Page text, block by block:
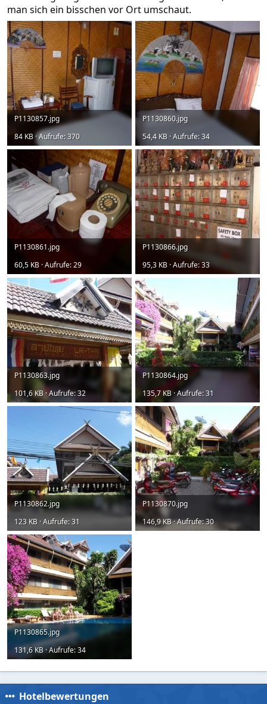
man sich ein bisschen vor Ort umschaut.
P1130857.jpg
84 KB · Aufrufe: 370
P1130860.jpg
54,4 KB · Aufrufe: 34
P1130861.jpg
60,5 KB · Aufrufe: 29
P1130866.jpg
95,3 KB · Aufrufe: 33
P1130863.jpg
101,6 KB · Aufrufe: 32
P1130864.jpg
135,7 KB · Aufrufe: 31
P1130862.jpg
123 KB · Aufrufe: 31
P1130870.jpg
146,9 KB · Aufrufe: 30
P1130865.jpg
131,6 KB · Aufrufe: 34
Hotelbewertungen